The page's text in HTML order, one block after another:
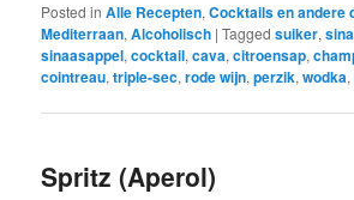
Posted in Alle Recepten,Cocktails en andere
Mediterraan,Alcoholisch |Tagged suiker,
sinaasappel,cocktail,cava,citroensap,
cointreau,triple-sec,rode wijn,perzik,wodka,
Spritz (Aperol)